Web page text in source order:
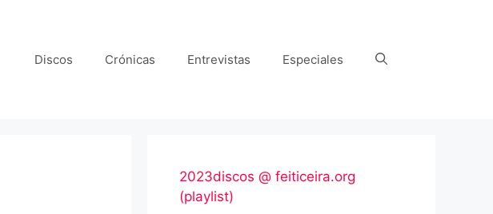
Discos Crónicas Entrevistas Especiales
2023discos @ feiticeira.org
(playlist)